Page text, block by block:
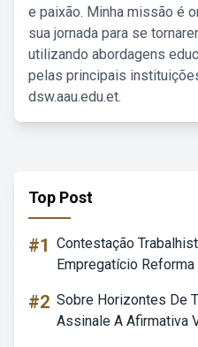
e paixão. Minha missão é
sua jornada para se
utilizando abordagens
pelas principais
dsw.aau.edu.et.
Top Post
#1 Contestação
Empregatício Reforma
#2 Sobre Horizontes De
Assinale A Afirmativa